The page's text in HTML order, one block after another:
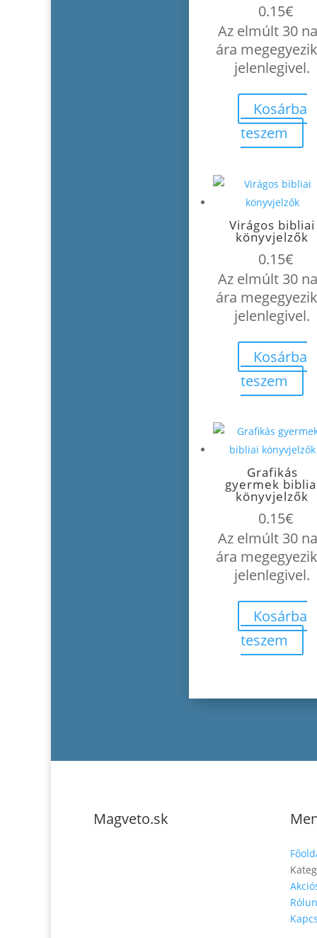
0.15€
Az elmúlt 30
ára
jelenlegivel.
Kosárba
teszem
Virágos bibliai
könyvjelzők
0.15€
Az elmúlt 30
ára
jelenlegivel.
Kosárba
teszem
Grafikás
gyermek
könyvjelzők
0.15€
Az elmúlt 30
ára
jelenlegivel.
Kosárba
teszem
Magveto.sk